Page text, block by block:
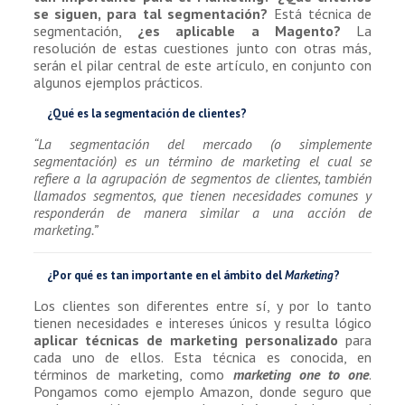
se siguen, para tal segmentación? Está técnica de
segmentación, ¿es aplicable a Magento? La
resolución de estas cuestiones junto con otras más,
serán el pilar central de este artículo, en conjunto con
algunos ejemplos prácticos.
¿Qué es la segmentación de clientes?
“La segmentación del mercado (o simplemente
segmentación) es un término de marketing el cual se
refiere a la agrupación de segmentos de clientes, también
llamados segmentos, que tienen necesidades comunes y
responderán de manera similar a una acción de
marketing.”
¿Por qué es tan importante en el ámbito delMarketing?
Los clientes son diferentes entre sí, y por lo tanto
tienen necesidades e intereses únicos y resulta lógico
aplicar técnicas de marketing personalizado para
cada uno de ellos. Esta técnica es conocida, en
términos de marketing, como marketing one to one.
Pongamos como ejemplo Amazon, donde seguro que